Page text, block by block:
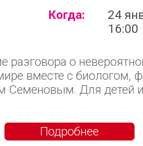
Когда:
24
16:00
разговора о
вместе с биологом,
Семеновым. Для детей
Подробнее